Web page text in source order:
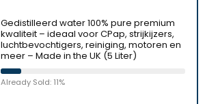
Gedistilleerd water 100% pure premium
kwaliteit – ideaal voor CPap, strijkijzers,
luchtbevochtigers, reiniging, motoren en
meer – Made in the UK (5 Liter)
Already Sold: 11%